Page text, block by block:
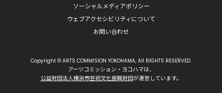
ソーシャルメディアポリシー
ウェブアクセシビリティについて
お問い合わせ
Copyright © ARTS COMMISION YOKOHAMA, All RIGHTS RESERVED.
アーツコミッション・ヨコハマは、
公益財団法人横浜市芸術文化振興財団が運営しています。